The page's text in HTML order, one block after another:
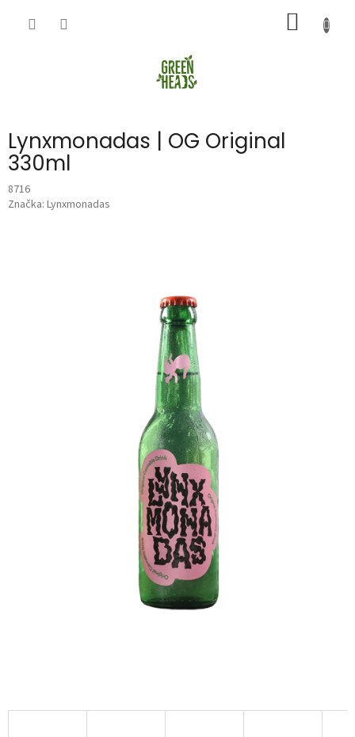
KOŠÍK
Lynxmonadas | OG Original
330ml
8716
Značka: Lynxmonadas